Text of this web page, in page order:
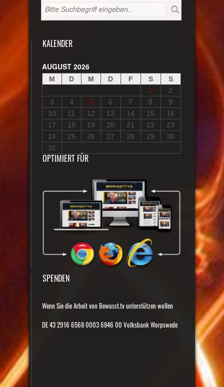
KALENDER
AUGUST 2026
M D M D F S
S
1
2
3
4 5 6 7 8
9
10
11 12 13 14 15
16
17
18 19 20 21 22
23
24
25 26 27 28 29
30
31
OPTIMIERT FÜR
SPENDEN
Wenn Sie die Arbeit von Bewusst.tv unterstützen wollen
DE 43 2916 6568 0003 6846 00 Volksbank Worpswede